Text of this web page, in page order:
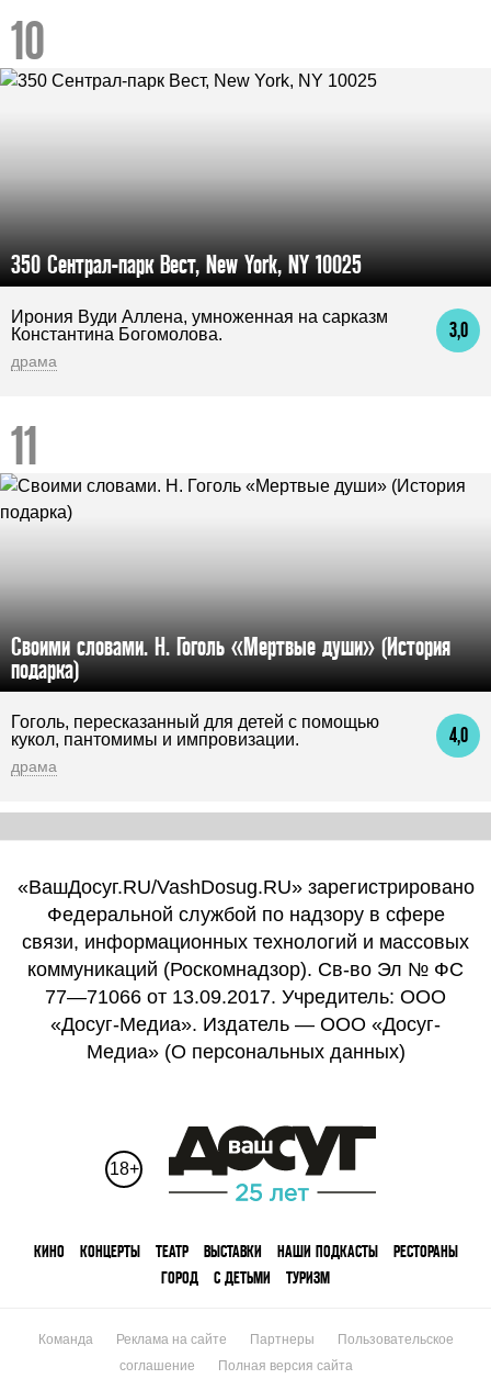
350 Сентрал-парк Вест, New York, NY 10025
3,0
Ирония Вуди Аллена, умноженная на сарказм
Константина Богомолова.
драма
Своими словами. Н. Гоголь «Мертвые души» (История
подарка)
4,0
Гоголь, пересказанный для детей с помощью
кукол, пантомимы и импровизации.
драма
«ВашДосуг.RU/VashDosug.RU» зарегистрировано
Федеральной службой по надзору в сфере
связи, информационных технологий и массовых
коммуникаций (Роскомнадзор). Св-во Эл № ФС
77—71066 от 13.09.2017. Учредитель: ООО
«Досуг-Медиа». Издатель — ООО «Досуг-
Медиа» (О персональных данных)
18+
КИНО КОНЦЕРТЫ ТЕАТР ВЫСТАВКИ НАШИ ПОДКАСТЫ
РЕСТОРАНЫ
ГОРОД
С ДЕТЬМИ ТУРИЗМ
Команда Реклама на сайте Партнеры
Пользовательское
соглашение
Полная версия сайта